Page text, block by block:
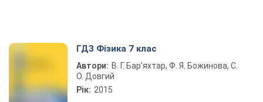
ГДЗ Фізика 7 клас
Автори: В. Г. Бар’яхтар, Ф. Я. Божинова, С.
О. Довгий
Рік: 2015